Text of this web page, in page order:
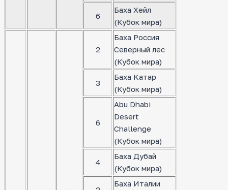
6
Баха Хейл
(Кубок мира)
2
Баха Россия
Северный лес
(Кубок мира)
3
Баха Катар
(Кубок мира)
6
Abu Dhabi
Desert
Challenge
(Кубок мира)
4
Баха Дубай
(Кубок мира)
Баха Италии